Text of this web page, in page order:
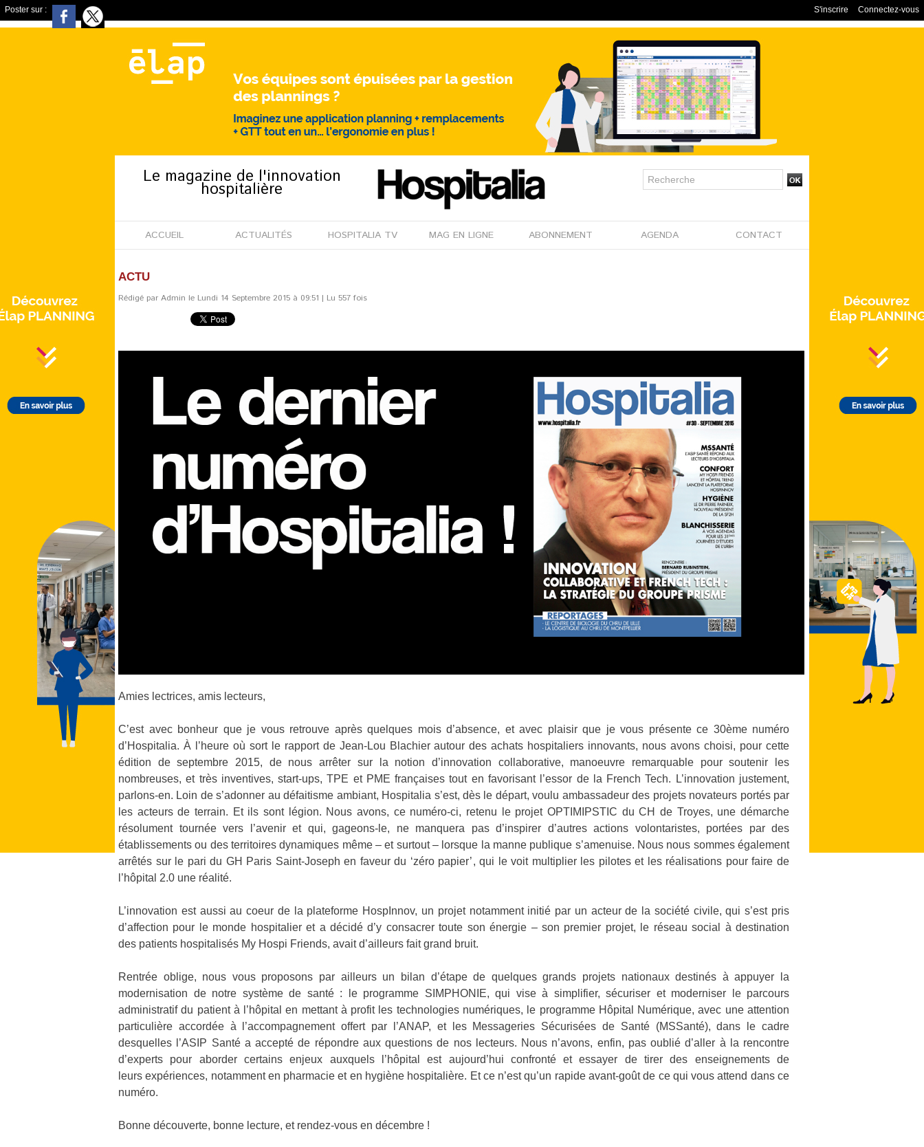
Poster sur : Connectez-vous
S'inscrire
Le magazine de l'innovation
hospitalière
ACCUEIL ACTUALITÉS HOSPITALIA TV MAG EN LIGNE ABONNEMENT AGENDA CONTACT
ACTU
Rédigé par Admin le Lundi 14 Septembre 2015 à 09:51 | Lu 557 fois
Amies lectrices, amis lecteurs,
C’est avec bonheur que je vous retrouve après quelques mois d’absence, et avec plaisir que je vous présente ce 30ème numéro
d’Hospitalia. À l’heure où sort le rapport de Jean-Lou Blachier autour des achats hospitaliers innovants, nous avons choisi, pour cette
édition de septembre 2015, de nous arrêter sur la notion d’innovation collaborative, manoeuvre remarquable pour soutenir les
nombreuses, et très inventives, start-ups, TPE et PME françaises tout en favorisant l’essor de la French Tech. L’innovation justement,
parlons-en. Loin de s’adonner au défaitisme ambiant, Hospitalia s’est, dès le départ, voulu ambassadeur des projets novateurs portés par
les acteurs de terrain. Et ils sont légion. Nous avons, ce numéro-ci, retenu le projet OPTIMIPSTIC du CH de Troyes, une démarche
résolument tournée vers l’avenir et qui, gageons-le, ne manquera pas d’inspirer d’autres actions volontaristes, portées par des
établissements ou des territoires dynamiques même – et surtout – lorsque la manne publique s’amenuise. Nous nous sommes également
arrêtés sur le pari du GH Paris Saint-Joseph en faveur du ‘zéro papier’, qui le voit multiplier les pilotes et les réalisations pour faire de
l’hôpital 2.0 une réalité.
L’innovation est aussi au coeur de la plateforme HospInnov, un projet notamment initié par un acteur de la société civile, qui s’est pris
d’affection pour le monde hospitalier et a décidé d’y consacrer toute son énergie – son premier projet, le réseau social à destination
des patients hospitalisés My Hospi Friends, avait d’ailleurs fait grand bruit.
Rentrée oblige, nous vous proposons par ailleurs un bilan d’étape de quelques grands projets nationaux destinés à appuyer la
modernisation de notre système de santé : le programme SIMPHONIE, qui vise à simplifier, sécuriser et moderniser le parcours
administratif du patient à l’hôpital en mettant à profit les technologies numériques, le programme Hôpital Numérique, avec une attention
particulière accordée à l’accompagnement offert par l’ANAP, et les Messageries Sécurisées de Santé (MSSanté), dans le cadre
desquelles l’ASIP Santé a accepté de répondre aux questions de nos lecteurs. Nous n’avons, enfin, pas oublié d’aller à la rencontre
d’experts pour aborder certains enjeux auxquels l’hôpital est aujourd’hui confronté et essayer de tirer des enseignements de
leurs expériences, notamment en pharmacie et en hygiène hospitalière. Et ce n’est qu’un rapide avant-goût de ce qui vous attend dans ce
numéro.
Bonne découverte, bonne lecture, et rendez-vous en décembre !